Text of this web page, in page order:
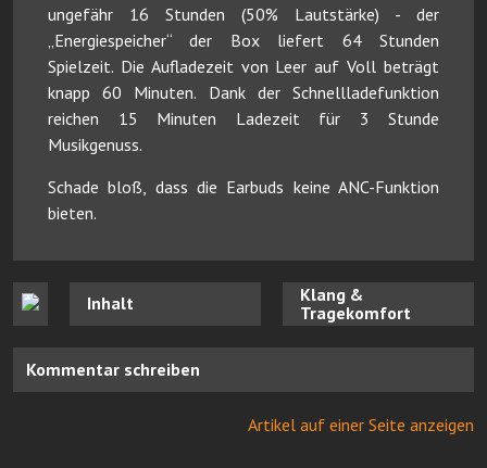
ungefähr 16 Stunden (50% Lautstärke) - der
„Energiespeicher“ der Box liefert 64 Stunden
Spielzeit. Die Aufladezeit von Leer auf Voll beträgt
knapp 60 Minuten. Dank der Schnellladefunktion
reichen 15 Minuten Ladezeit für 3 Stunde
Musikgenuss.
Schade bloß, dass die Earbuds keine ANC-Funktion
bieten.
Inhalt
Klang &
Tragekomfort
Kommentar schreiben
Artikel auf einer Seite anzeigen